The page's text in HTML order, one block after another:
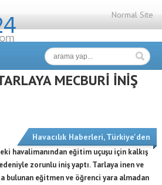
Normal Site
MECBURİ İNİŞ
Havacılık Haberleri,Türkiye'den
havalimanından eğitim uçuşu için kalkış
zorunlu iniş yaptı. Tarlaya inen ve
bulunan eğitmen ve öğrenci yara almadan